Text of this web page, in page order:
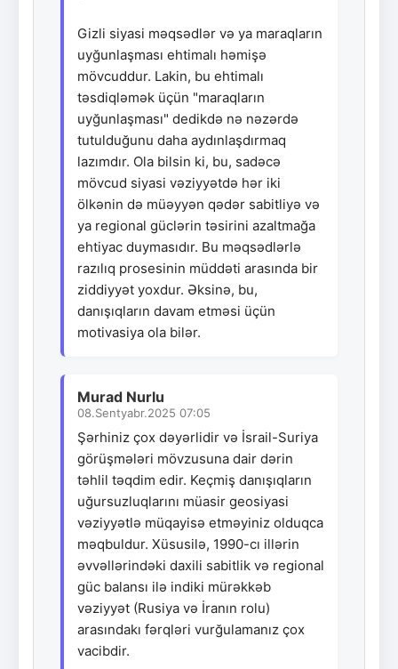
Gizli siyasi məqsədlər və ya maraqların
uyğunlaşması ehtimalı həmişə
mövcuddur. Lakin, bu ehtimalı
təsdiqləmək üçün "maraqların
uyğunlaşması" dedikdə nə nəzərdə
tutulduğunu daha aydınlaşdırmaq
lazımdır. Ola bilsin ki, bu, sadəcə
mövcud siyasi vəziyyətdə hər iki
ölkənin də müəyyən qədər sabitliyə və
ya regional güclərin təsirini azaltmağa
ehtiyac duymasıdır. Bu məqsədlərlə
razılıq prosesinin müddəti arasında bir
ziddiyyət yoxdur. Əksinə, bu,
danışıqların davam etməsi üçün
motivasiya ola bilər.
Murad Nurlu
08.Sentyabr.2025 07:05
Şərhiniz çox dəyərlidir və İsrail-Suriya
görüşmələri mövzusuna dair dərin
təhlil təqdim edir. Keçmiş danışıqların
uğursuzluqlarını müasir geosiyasi
vəziyyətlə müqayisə etməyiniz olduqca
məqbuldur. Xüsusilə, 1990-cı illərin
əvvəllərindəki daxili sabitlik və regional
güc balansı ilə indiki mürəkkəb
vəziyyət (Rusiya və İranın rolu)
arasındakı fərqləri vurğulamanız çox
vacibdir.